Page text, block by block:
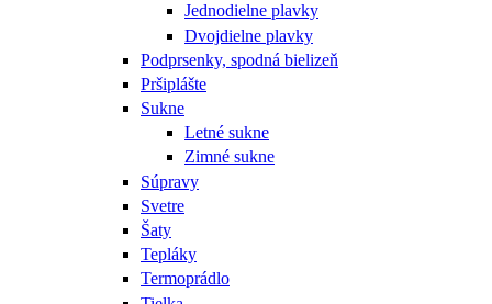
Jednodielne plavky
Dvojdielne plavky
Podprsenky, spodná bielizeň
Pršiplášte
Sukne
Letné sukne
Zimné sukne
Súpravy
Svetre
Šaty
Tepláky
Termoprádlo